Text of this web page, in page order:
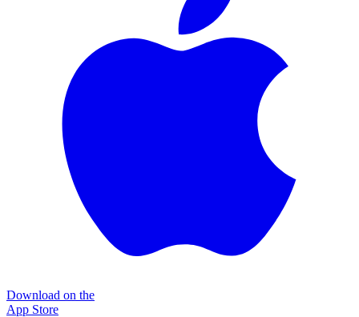
Download on the
App Store